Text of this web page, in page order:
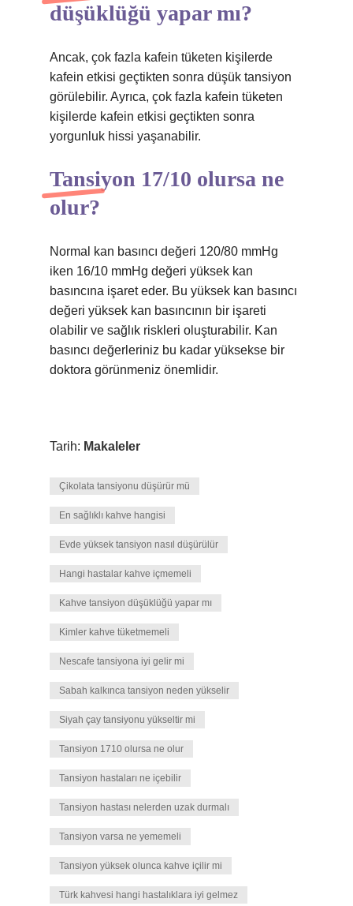
düşüklüğü yapar mı?
Ancak, çok fazla kafein tüketen kişilerde
kafein etkisi geçtikten sonra düşük tansiyon
görülebilir. Ayrıca, çok fazla kafein tüketen
kişilerde kafein etkisi geçtikten sonra
yorgunluk hissi yaşanabilir.
Tansiyon 17/10 olursa ne
olur?
Normal kan basıncı değeri 120/80 mmHg
iken 16/10 mmHg değeri yüksek kan
basıncına işaret eder. Bu yüksek kan basıncı
değeri yüksek kan basıncının bir işareti
olabilir ve sağlık riskleri oluşturabilir. Kan
basıncı değerleriniz bu kadar yüksekse bir
doktora görünmeniz önemlidir.
Tarih: Makaleler
Çikolata tansiyonu düşürür mü
En sağlıklı kahve hangisi
Evde yüksek tansiyon nasıl düşürülür
Hangi hastalar kahve içmemeli
Kahve tansiyon düşüklüğü yapar mı
Kimler kahve tüketmemeli
Nescafe tansiyona iyi gelir mi
Sabah kalkınca tansiyon neden yükselir
Siyah çay tansiyonu yükseltir mi
Tansiyon 1710 olursa ne olur
Tansiyon hastaları ne içebilir
Tansiyon hastası nelerden uzak durmalı
Tansiyon varsa ne yememeli
Tansiyon yüksek olunca kahve içilir mi
Türk kahvesi hangi hastalıklara iyi gelmez